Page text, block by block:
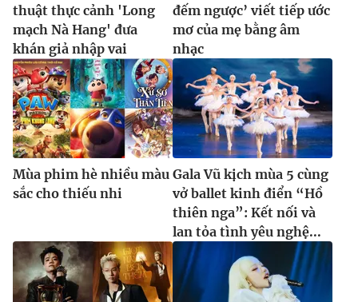
thuật thực cảnh 'Long
mạch Nà Hang' đưa
khán giả nhập vai
đếm ngược’ viết tiếp ước
mơ của mẹ bằng âm
nhạc
Mùa phim hè nhiều màu
sắc cho thiếu nhi
Gala Vũ kịch mùa 5 cùng
vở ballet kinh điển “Hồ
thiên nga”: Kết nối và
lan tỏa tình yêu nghệ...